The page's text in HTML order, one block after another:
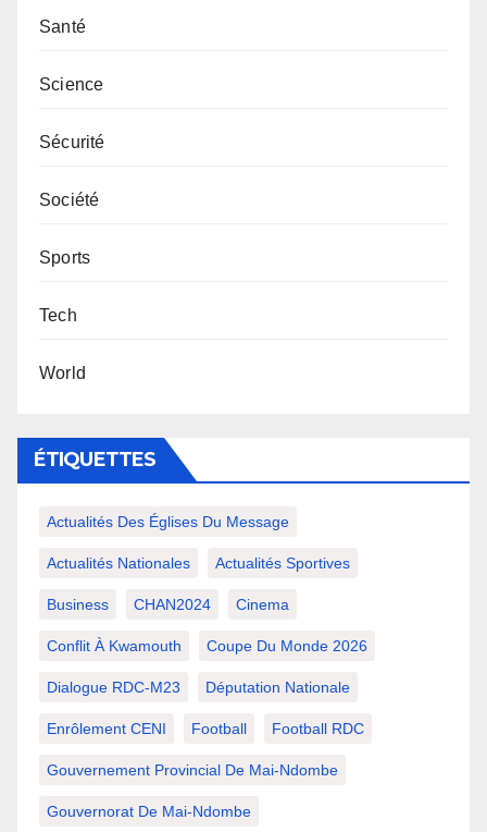
Santé
Science
Sécurité
Société
Sports
Tech
World
ÉTIQUETTES
Actualités Des Églises Du Message
Actualités Nationales Actualités Sportives
Business CHAN2024 Cinema
Conflit À Kwamouth Coupe Du Monde 2026
Dialogue RDC-M23 Députation Nationale
Enrôlement CENI Football Football RDC
Gouvernement Provincial De Mai-Ndombe
Gouvernorat De Mai-Ndombe